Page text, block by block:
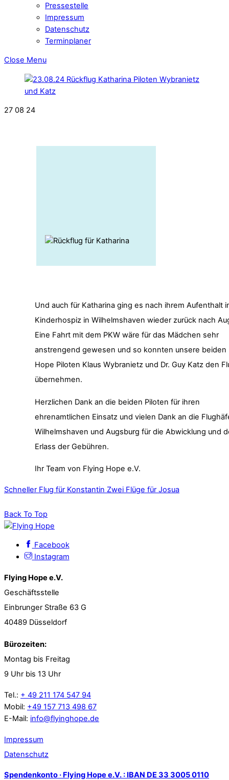
Pressestelle
Impressum
Datenschutz
Terminplaner
Close Menu
27 08 24
Und auch für Katharina ging es nach ihrem Aufenthalt
Kinderhospiz in Wilhelmshaven wieder zurück nach
Eine Fahrt mit dem PKW wäre für das Mädchen sehr
anstrengend gewesen und so konnten unsere beiden
Hope Piloten Klaus Wybranietz und Dr. Guy Katz den
übernehmen.
Herzlichen Dank an die beiden Piloten für ihren
ehrenamtlichen Einsatz und vielen Dank an die
Wilhelmshaven und Augsburg für die Abwicklung und
Erlass der Gebühren.
Ihr Team von Flying Hope e.V.
Schneller Flug für Konstantin Zwei Flüge für Josua
Back To Top
Facebook
Instagram
Flying Hope e.V.
Geschäftsstelle
Einbrunger Straße 63 G
40489 Düsseldorf
Bürozeiten:
Montag bis Freitag
9 Uhr bis 13 Uhr
Tel.: + 49 211 174 547 94
Mobil: +49 157 713 498 67
E-Mail: info@flyinghope.de
Impressum
Datenschutz
Spendenkonto · Flying Hope e.V. : IBAN DE 33 3005 0110